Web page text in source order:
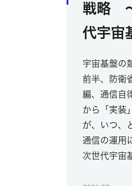
戦略
代宇宙
宇宙基盤の
前半、防衛
編、通信自
から「実装
が、いつ、
通信の運用
次世代宇宙